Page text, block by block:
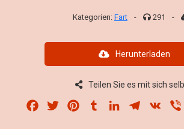
Kategorien: Fart - 291 -
Herunterladen
Teilen Sie es mit sich
Facebook
Twitter PinterestTumblrLinkedInTelegram
VK